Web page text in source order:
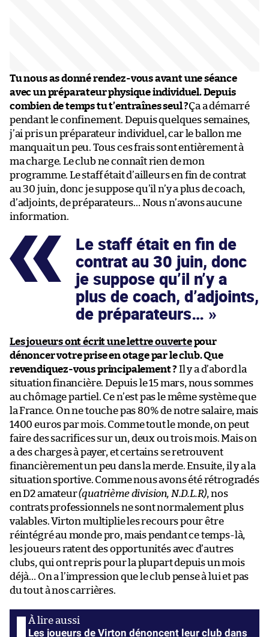
Tu nous as donné rendez-vous avant une séance
avec un préparateur physique individuel. Depuis
combien de temps tu t’entraînes seul ?Ça a démarré
pendant le confinement. Depuis quelques semaines,
j’ai pris un préparateur individuel, car le ballon me
manquait un peu. Tous ces frais sont entièrement à
ma charge. Le club ne connaît rien de mon
programme. Le staff était d’ailleurs en fin de contrat
au 30 juin, donc je suppose qu’il n’y a plus de coach,
d’adjoints, de préparateurs… Nous n’avons aucune
information.
Le staff était en fin de
contrat au 30 juin, donc
je suppose qu’il n’y a
plus de coach, d’adjoints,
de préparateurs…
Les joueurs ont écrit une lettre ouvertepour
dénoncer votre prise en otage par le club. Que
revendiquez-vous principalement ? Il y a d’abord la
situation financière. Depuis le 15 mars, nous sommes
au chômage partiel. Ce n’est pas le même système que
la France. On ne touche pas 80% de notre salaire, mais
1400 euros par mois. Comme tout le monde, on peut
faire des sacrifices sur un, deux ou trois mois. Mais on
a des charges à payer, et certains se retrouvent
financièrement un peu dans la merde. Ensuite, il y a la
situation sportive. Comme nous avons été rétrogradés
en D2 amateur(quatrième division, N.D.L.R), nos
contrats professionnels ne sont normalement plus
valables. Virton multiplie les recours pour être
réintégré au monde pro, mais pendant ce temps-là,
les joueurs ratent des opportunités avec d’autres
clubs, qui ont repris pour la plupart depuis un mois
déjà… On a l’impression que le club pense à lui et pas
du tout à nos carrières.
Les joueurs de Virton dénoncent leur club dans